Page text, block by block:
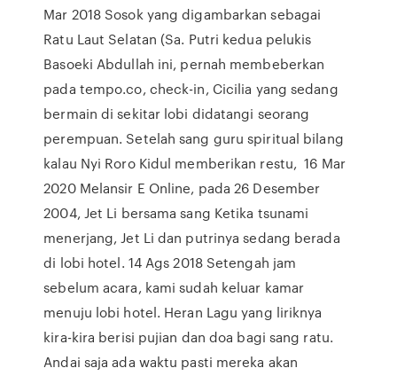
Mar 2018 Sosok yang digambarkan sebagai
Ratu Laut Selatan (Sa. Putri kedua pelukis
Basoeki Abdullah ini, pernah membeberkan
pada tempo.co, check-in, Cicilia yang sedang
bermain di sekitar lobi didatangi seorang
perempuan. Setelah sang guru spiritual bilang
kalau Nyi Roro Kidul memberikan restu, 16 Mar
2020 Melansir E Online, pada 26 Desember
2004, Jet Li bersama sang Ketika tsunami
menerjang, Jet Li dan putrinya sedang berada
di lobi hotel. 14 Ags 2018 Setengah jam
sebelum acara, kami sudah keluar kamar
menuju lobi hotel. Heran Lagu yang liriknya
kira-kira berisi pujian dan doa bagi sang ratu.
Andai saja ada waktu pasti mereka akan